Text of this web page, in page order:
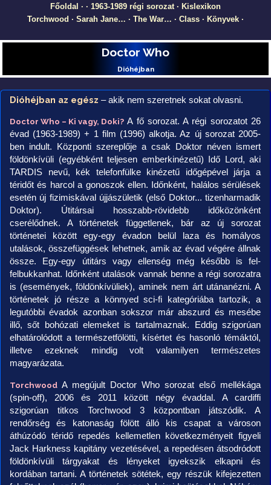
Főoldal · · 1963-1989 régi sorozat· Kislexikon
Torchwood · Sarah Jane… · The War… · Class · Könyvek ·
Doctor Who
Dióhéjban
Dióhéjban az egész – akik nem szeretnek sokat olvasni.
Doctor Who – Ki vagy, Doki? A fő sorozat. A régi sorozatot 26
évad (1963-1989) + 1 film (1996) alkotja. Az új sorozat 2005-
ben indult. Központi szereplője a csak Doktor néven ismert
földönkívüli (egyébként teljesen emberkinézetű) Idő Lord, aki
TARDIS nevű, kék telefonfülke kinézetű időgépével járja a
téridőt és harcol a gonoszok ellen. Időnként, halálos sérülések
esetén új fizimiskával újjászületik (első Doktor... tizenharmadik
Doktor). Útitársai hosszabb-rövidebb időközönként
cserélődnek. A történetek függetlenek, bár az új sorozat
történetei között egy-egy évadon belül laza és homályos
utalások, összefüggések lehetnek, amik az évad végére állnak
össze. Egy-egy útitárs vagy ellenség még később is fel-
felbukkanhat. Időnként utalások vannak benne a régi sorozatra
is (események, földönkívüliek), aminek nem árt utánanézni. A
történetek jó része a könnyed sci-fi kategóriába tartozik, a
legutóbbi évadok azonban sokszor már abszurd és mesébe
illő, sőt bohózati elemeket is tartalmaznak. Eddig szigorúan
elhatárolódott a természetfölötti, kísértet és hasonló témáktól,
illetve ezeknek mindig volt valamilyen természetes
magyarázata.
Torchwood A megújult Doctor Who sorozat első mellékága
(spin-off), 2006 és 2011 között négy évaddal. A cardiffi
szigorúan titkos Torchwood 3 központban játszódik. A
rendőrség és katonaság fölött álló kis csapat a városon
áthúzódó téridő repedés kellemetlen következményeit figyeli
Jack Harkness kapitány vezetésével, a repedésen átsodródott
földönkívüli tárgyakat és lényeket igyekszik elkapni és
kordában tartani. A történetek sötétek, egy részük kifejezetten